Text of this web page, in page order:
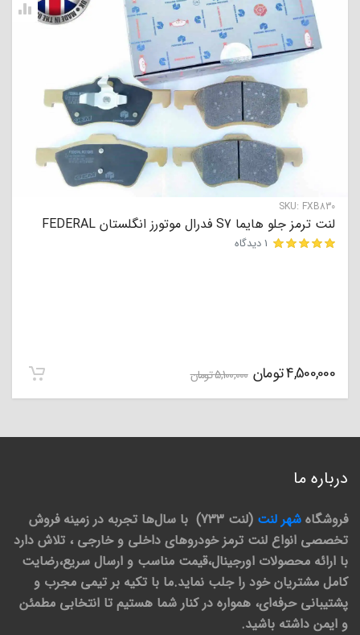
SKU: FXB830
لنت ترمز جلو هایما S7 فدرال موتورز انگلستان FEDERAL
1 دیدگاه
4,500,000تومان 5,100,000تومان
درباره ما
فروشگاه شهر لنت
(لنت 733) با سال‌ها تجربه در زمینه فروش
تخصصی انواع لنت ترمز خودروهای داخلی و خارجی ، تلاش دارد
با ارائه محصولات اورجینال،قیمت مناسب و ارسال سریع،رضایت
کامل مشتریان خود را جلب نماید.ما با تکیه بر تیمی مجرب و
پشتیبانی حرفه‌ای، همواره در کنار شما هستیم تا انتخابی مطمئن
و ایمن داشته باشید.